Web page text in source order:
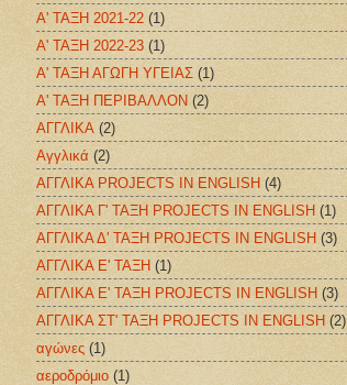
Α' ΤΑΞΗ 2021-22 (1)
Α' ΤΑΞΗ 2022-23 (1)
Α' ΤΑΞΗ ΑΓΩΓΗ ΥΓΕΙΑΣ (1)
Α' ΤΑΞΗ ΠΕΡΙΒΑΛΛΟΝ (2)
ΑΓΓΛΙΚΑ (2)
Αγγλικά (2)
ΑΓΓΛΙΚΑ PROJECTS IN ENGLISH (4)
ΑΓΓΛΙΚΑ Γ' ΤΑΞΗ PROJECTS IN ENGLISH (1)
ΑΓΓΛΙΚΑ Δ' ΤΑΞΗ PROJECTS IN ENGLISH (3)
ΑΓΓΛΙΚΑ Ε' ΤΑΞΗ (1)
ΑΓΓΛΙΚΑ Ε' ΤΑΞΗ PROJECTS IN ENGLISH (3)
ΑΓΓΛΙΚΑ ΣΤ' ΤΑΞΗ PROJECTS IN ENGLISH (2)
αγώνες (1)
αεροδρόμιο (1)